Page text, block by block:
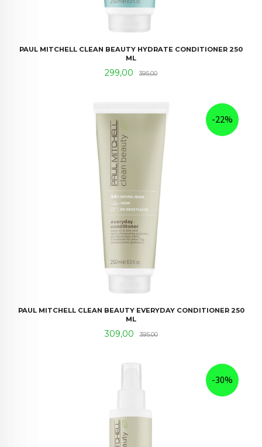
PAUL MITCHELL CLEAN BEAUTY HYDRATE CONDITIONER 250
ML
Tilbud
299,00 395,00Rabatt
PAUL MITCHELL CLEAN BEAUTY EVERYDAY CONDITIONER 250
ML
Tilbud
309,00 395,00Rabatt
-22%
-30%